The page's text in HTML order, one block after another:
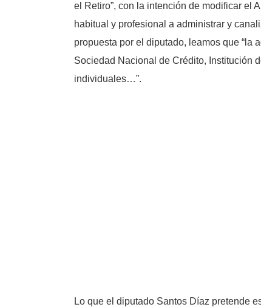
el Retiro”, con la intención de modificar el
habitual y profesional a administrar y
propuesta por el diputado, leamos que “la
Sociedad Nacional de Crédito, Institución
individuales…”.
Lo que el diputado Santos Díaz pretende